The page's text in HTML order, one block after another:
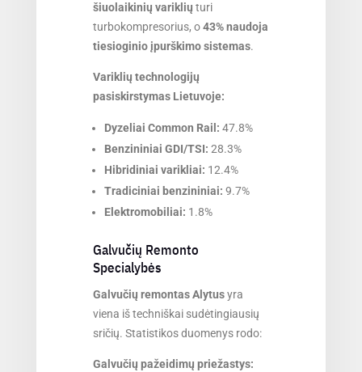
šiuolaikinių variklių turi
turbokompresorius, o43% naudoja
tiesioginio įpurškimo sistemas.
Variklių technologijų
pasiskirstymas Lietuvoje:
Dyzeliai Common Rail: 47.8%
Benzininiai GDI/TSI: 28.3%
Hibridiniai varikliai: 12.4%
Tradiciniai benzininiai: 9.7%
Elektromobiliai: 1.8%
Galvučių Remonto
Specialybės
Galvučių remontas Alytusyra
viena iš techniškai sudėtingiausių
sričių. Statistikos duomenys rodo:
Galvučių pažeidimų priežastys: